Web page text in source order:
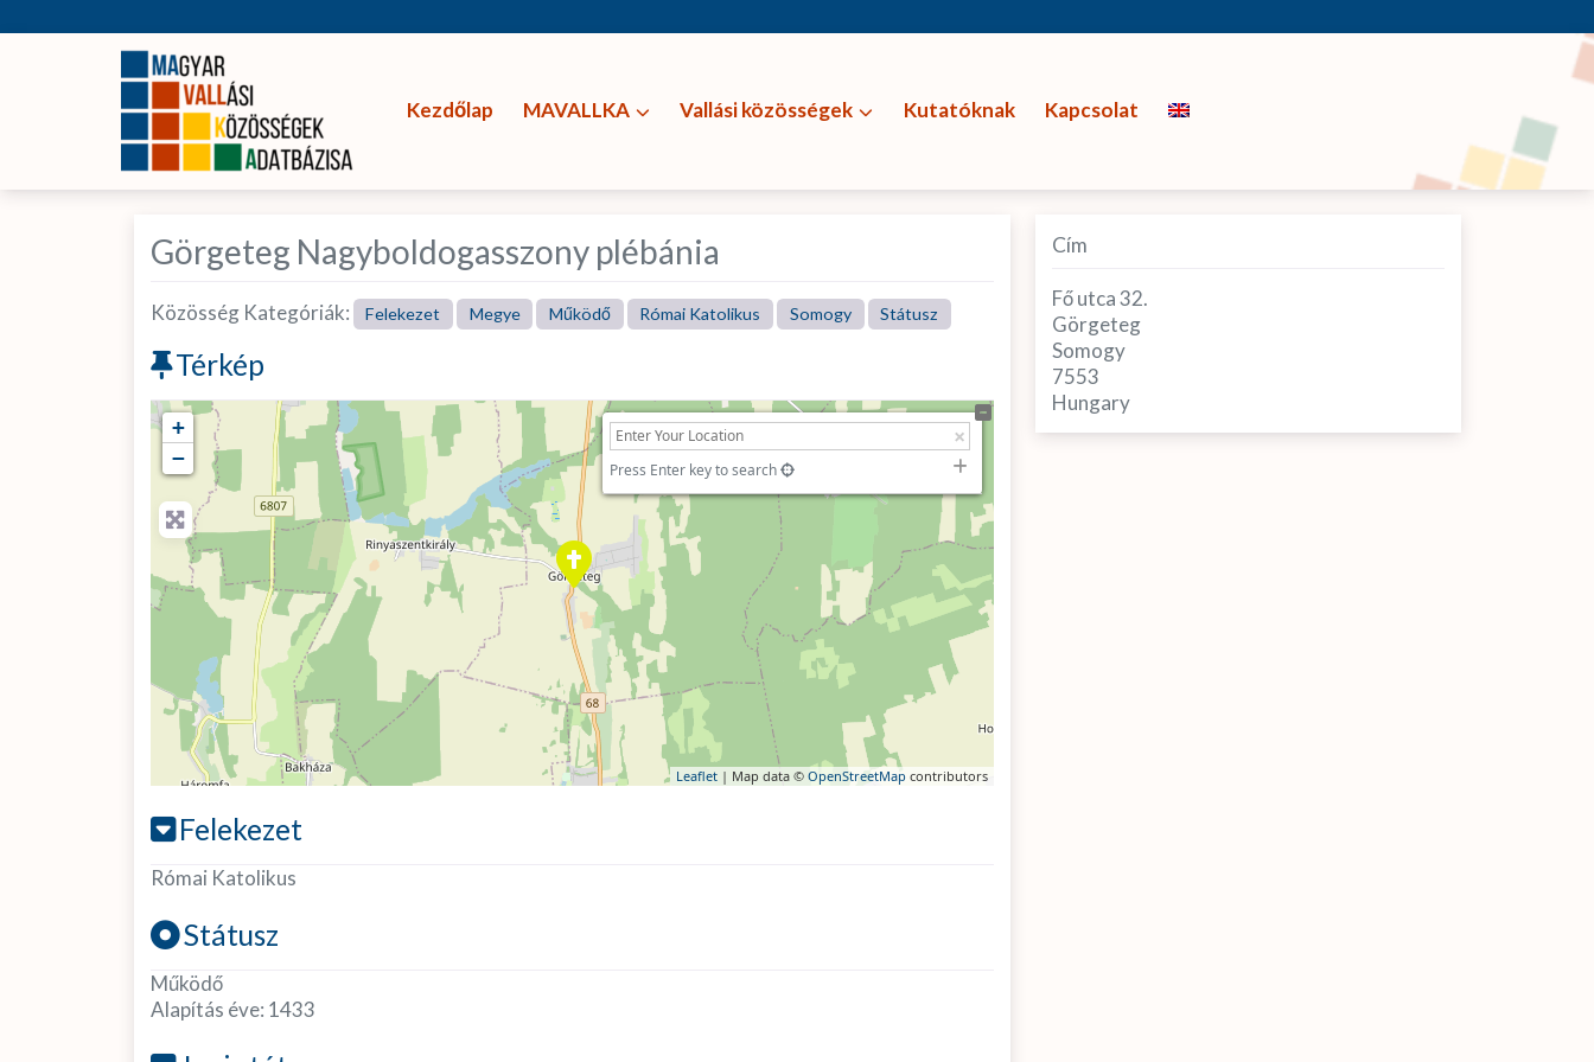
Kezdőlap MAVALLKA Vallási közösségek Kutatóknak Kapcsolat
Görgeteg Nagyboldogasszony plébánia
Közösség Kategóriák: Felekezet Megye Működő Római Katolikus Somogy Státusz
Térkép
+
−
Press Enter key to search
Leaflet| Map data © OpenStreetMap contributors
Felekezet
Római Katolikus
Státusz
Működő
Alapítás éve: 1433
Cím
Fő utca 32.
Görgeteg
Somogy
7553
Hungary